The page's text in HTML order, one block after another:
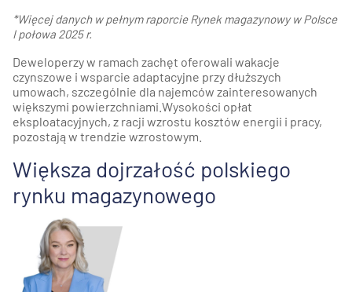
*Więcej danych w pełnym raporcie Rynek magazynowy w Polsce
I połowa 2025 r.
Deweloperzy w ramach zachęt oferowali wakacje
czynszowe i wsparcie adaptacyjne przy dłuższych
umowach, szczególnie dla najemców zainteresowanych
większymi powierzchniami.Wysokości opłat
eksploatacyjnych, z racji wzrostu kosztów energii i pracy,
pozostają w trendzie wzrostowym.
Większa dojrzałość polskiego
rynku magazynowego